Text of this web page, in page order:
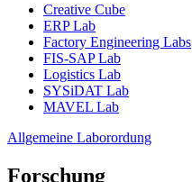
Creative Cube
ERP Lab
Factory Engineering Labs
FIS-SAP Lab
Logistics Lab
SYSiDAT Lab
MAVEL Lab
Allgemeine Laborordung
Forschung